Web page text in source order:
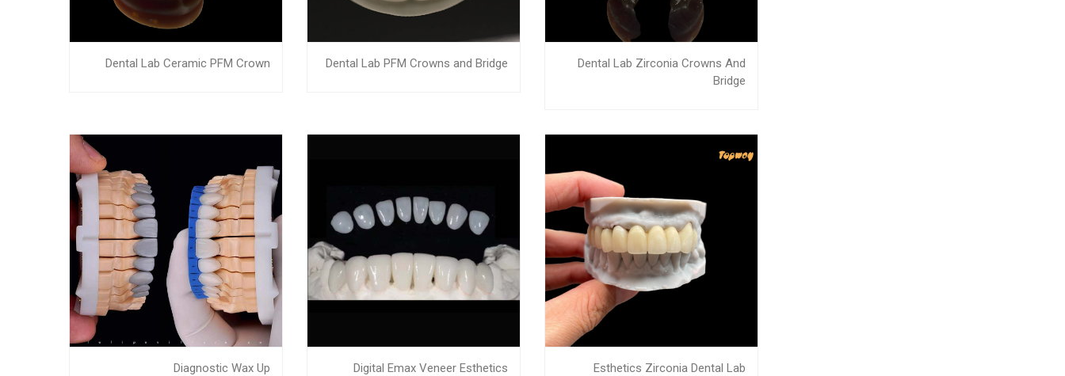
Dental Lab Ceramic PFM Crown Dental Lab PFM Crowns and Bridge
Dental Lab Zirconia Crowns And
Bridge
Diagnostic Wax Up Digital Emax Veneer Esthetics
Esthetics Zirconia Dental Lab